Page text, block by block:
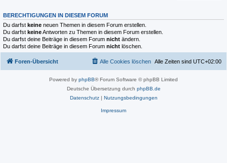
BERECHTIGUNGEN IN DIESEM FORUM
Du darfst keine neuen Themen in diesem Forum erstellen.
Du darfst keineAntworten zu Themen in diesem Forum erstellen.
Du darfst deine Beiträge in diesem Forum nicht ändern.
Du darfst deine Beiträge in diesem Forum nicht löschen.
Foren-Übersicht Alle Zeiten sind UTC+02:00
Alle Cookies löschen
Powered by phpBB® Forum Software © phpBB Limited
Deutsche Übersetzung durch phpBB.de
Datenschutz| Nutzungsbedingungen
Impressum